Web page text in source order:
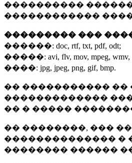
����������
������������
��������� ���
������: doc, rtf, txt, pdf, odt;
�����: avi, flv, mov, mpeg, wmv,
����: jpg, jpeg, png, gif, bmp.
�� ����������� ��
�������������
�� � �����
�� ��������, ���
�������������� �
�������� ������